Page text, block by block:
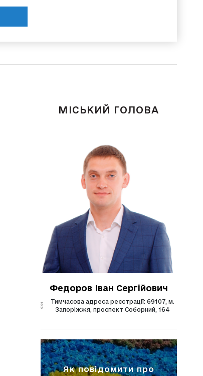
МІСЬКИЙ ГОЛОВА
Федоров Іван Сергійович
Тимчасова адреса реєстрації: 69107, м.
Запоріжжя, проспект Соборний, 164
Як повідомити про